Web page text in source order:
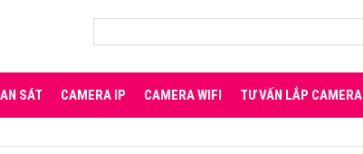
SÁT CAMERA IP CAMERA WIFI TƯ VẤN LẮP CAMERA